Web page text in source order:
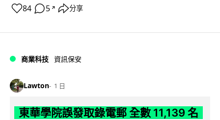
84 5 ↗ 分享
商業科技 資訊保安
Lawton 1 日
東華學院誤發取錄電郵 全數 11,139 名